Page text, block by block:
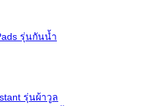
รุ่นกันน้ำ
รุ่นผ้าวูล